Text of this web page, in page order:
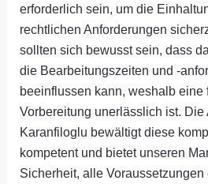
erforderlich sein, um die
rechtlichen Anforderungen
sollten sich bewusst sein, dass
die Bearbeitungszeiten und -
beeinflussen kann, weshalb eine
Vorbereitung unerlässlich ist.
Karanfiloglu bewältigt diese
kompetent und bietet unseren
Sicherheit, alle